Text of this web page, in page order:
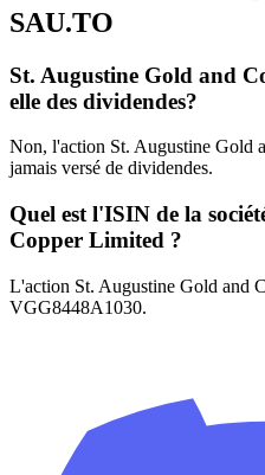
SAU.TO
St. Augustine Gold and
elle des dividendes?
Non, l'action St. Augustine Gold
jamais versé de dividendes.
Quel est l'ISIN de la
Copper Limited ?
L'action St. Augustine Gold and
VGG8448A1030.